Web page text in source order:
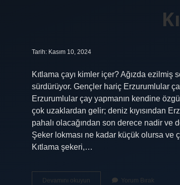
Tarih: Kasım 10, 2024
Kıtlama çayı kimler içer? Ağızda ezilmiş
sürdürüyor. Gençler hariç Erzurumlular
Erzurumlular çay yapmanın kendine
çok uzaklardan gelir; deniz kıyısından
pahalı olacağından son derece nadir ve
Şeker lokması ne kadar küçük olursa ve
Kıtlama şekeri,…
Devamını okuyun Yorum Bırak